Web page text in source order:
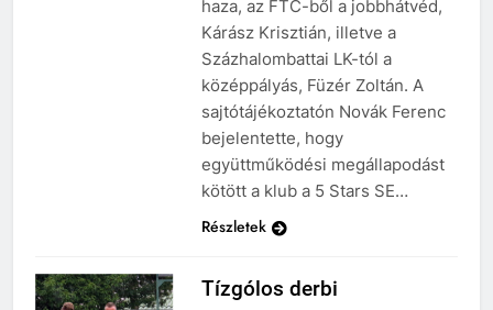
haza, az FTC-ből a jobbhátvéd,
Kárász Krisztián, illetve a
Százhalombattai LK-tól a
középpályás, Füzér Zoltán. A
sajtótájékoztatón Novák Ferenc
bejelentette, hogy
együttműködési megállapodást
kötött a klub a 5 Stars SE…
Részletek
Tízgólos derbi